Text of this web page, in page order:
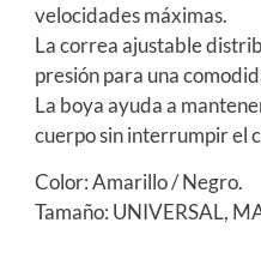
velocidades máximas.
La correa ajustable
presión para una
La boya ayuda a
cuerpo sin interrumpir el
Color: Amarillo / Negro.
Tamaño: UNIVERSAL,